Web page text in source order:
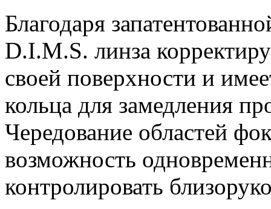
Благодаря
D.I.M.S. линза
своей поверхности и
кольца для замедления
Чередование областей
возможность
контролировать